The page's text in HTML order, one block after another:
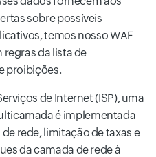
sobre possíveis
temos nosso WAF
da lista de
proibições.
de Internet (ISP), uma
é implementada
rede, limitação de taxas e
da camada de rede à